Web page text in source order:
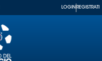
LOGIN REGISTRATI